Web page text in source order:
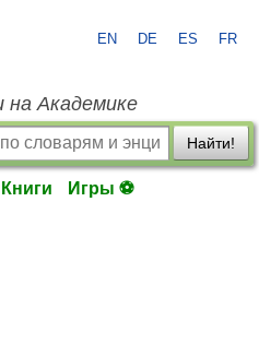
EN DE ES FR
на Академике
Найти!
Книги Игры ⚽